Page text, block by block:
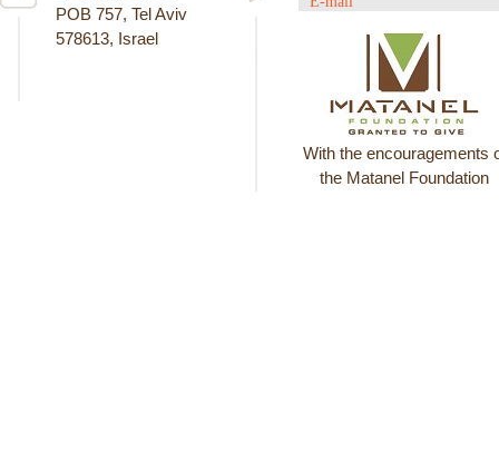
POB 757, Tel Aviv
578613, Israel
With the encouragements
the Matanel Foundation